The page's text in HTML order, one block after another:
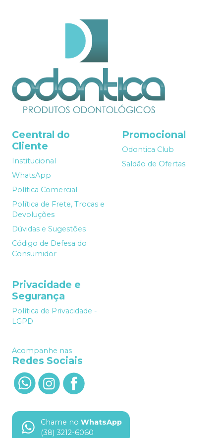
Ceentral do
Cliente
Institucional
WhatsApp
Política Comercial
Política de Frete, Trocas e
Devoluções
Dúvidas e Sugestões
Código de Defesa do
Consumidor
Promocional
Odontica Club
Saldão de Ofertas
Privacidade e
Segurança
Política de Privacidade -
LGPD
Acompanhe nas
Redes Sociais
Chame no WhatsApp
(38) 3212-6060